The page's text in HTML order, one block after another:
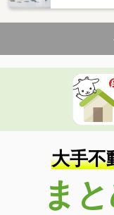
大手不
ま